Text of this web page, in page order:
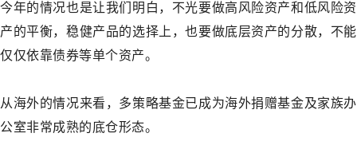
今年的情况也是让我们明白，不光要做高风险资产和低风险资
产的平衡，稳健产品的选择上，也要做底层资产的分散，不能
仅仅依靠债券等单个资产。
从海外的情况来看，多策略基金已成为海外捐赠基金及家族办
公室非常成熟的底仓形态。